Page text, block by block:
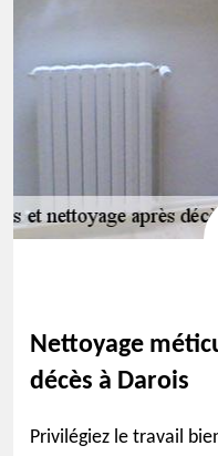
Nettoyage
décès à Darois
Privilégiez le travail